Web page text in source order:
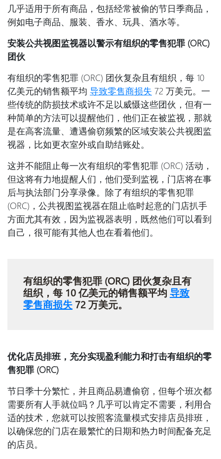
几乎适用于所有商品，包括经常被偷的节日季商品，
例如电子商品、服装、香水、玩具、酒水等。
安装公共视图监视器以警示有组织的零售犯罪 (ORC)
团伙
有组织的零售犯罪 (ORC) 团伙复杂且有组织，每 10
亿美元的销售额平均 导致零售商损失 72 万美元。一
些传统的防损技术或许不足以威慑这些团伙，但有一
种简单的方法可以提醒他们，他们正在被监视，那就
是在高客流量、遭遇偷窃频繁的区域安装公共视图监
视器，比如更衣室外或自助结账处。
这并不能阻止每一次有组织的零售犯罪 (ORC) 活动，
但这将有力地提醒人们，他们受到监视，门店将在事
后与执法部门分享录像。除了有组织的零售犯罪
(ORC)，公共视图监视器在阻止临时起意的门店扒手
方面尤其有效，因为监视器表明，既然他们可以看到
自己，很可能有其他人也在看着他们。
有组织的零售犯罪 (ORC) 团伙复杂且有
组织，每 10 亿美元的销售额平均 导致
零售商损失 72 万美元。
优化店员排班，充分实现盈利能力和打击有组织的零
售犯罪 (ORC)
节日季十分繁忙，并且商品易遭偷窃，但每个班次都
需要所有人手就位吗？几乎可以肯定不需要，利用合
适的技术，您就可以按照客流量模式安排店员排班，
以确保您的门店在最繁忙的日期和热力时间配备充足
的店员。